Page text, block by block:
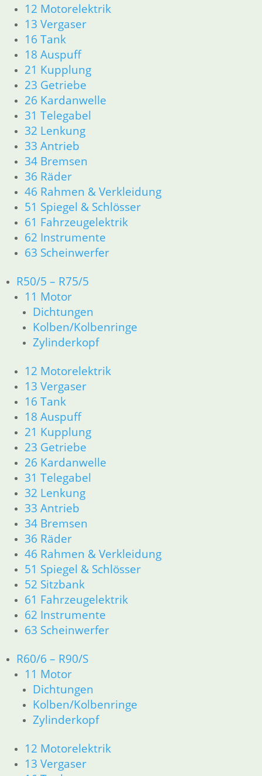
12 Motorelektrik
13 Vergaser
16 Tank
18 Auspuff
21 Kupplung
23 Getriebe
26 Kardanwelle
31 Telegabel
32 Lenkung
33 Antrieb
34 Bremsen
36 Räder
46 Rahmen & Verkleidung
51 Spiegel & Schlösser
61 Fahrzeugelektrik
62 Instrumente
63 Scheinwerfer
R50/5 – R75/5
11 Motor
Dichtungen
Kolben/Kolbenringe
Zylinderkopf
12 Motorelektrik
13 Vergaser
16 Tank
18 Auspuff
21 Kupplung
23 Getriebe
26 Kardanwelle
31 Telegabel
32 Lenkung
33 Antrieb
34 Bremsen
36 Räder
46 Rahmen & Verkleidung
51 Spiegel & Schlösser
52 Sitzbank
61 Fahrzeugelektrik
62 Instrumente
63 Scheinwerfer
R60/6 – R90/S
11 Motor
Dichtungen
Kolben/Kolbenringe
Zylinderkopf
12 Motorelektrik
13 Vergaser
inkl. MwSt.
zzgl.Versandkosten
In den Warenkorb
Shop
Ersatzteile nach Modell
K-Modell
11 Motor
Dichtungen
32 Lenkung
33 Antrieb
34 Bremsen
46 Rahmen Verkleidung
61 Fahrzeugelektrik
R25 /3
11 Motor R25/3
Dichtungen
Zylinderkopf
12 Motorelektrik
16 Tank
18 Auspuff
21 Kupplung
23 Getriebe
31 Telegabel
32 Lenkung
34 Bremsen
36 Räder
46 Rahmen Verkleidung R25/3
51 Spiegel & Schlösser
61 Fahrzeugelektrik
62 Instrumente
63 Scheinwerfer
R26 & R27
11 Motor
Dichtungen
Zylinderkopf r26-r27
12 Motorelektrik
13 Vergaser
16 Tank
18 Auspuff
21 Kupplung
23 Getriebe
26 Kardanwelle
31 Telegabel
32 Lenkung
34 Bremsen
36 Räder
46 Rahmen & Verkleidung R26 R27
51 Spiegel & Schlösser
61 Fahrzeugelektrik
62 Instrumente
R50 R69/S
11 Motor